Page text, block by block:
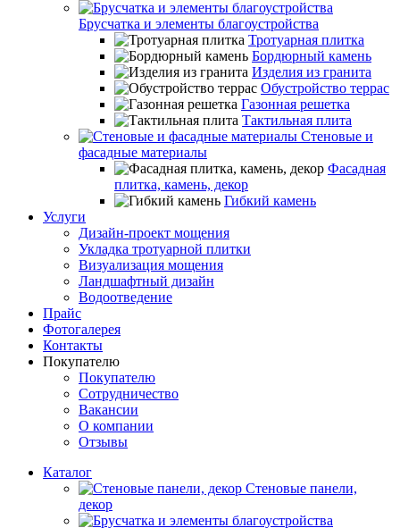
Брусчатка и элементы благоустройства
Тротуарная плитка
Бордюрный камень
Изделия из гранита
Обустройство террас
Газонная решетка
Тактильная плита
Стеновые и
фасадные материалы
Фасадная
плитка, камень, декор
Гибкий камень
Услуги
Дизайн-проект мощения
Укладка тротуарной плитки
Визуализация мощения
Ландшафтный дизайн
Водоотведение
Прайс
Фотогалерея
Контакты
Покупателю
Покупателю
Сотрудничество
Вакансии
О компании
Отзывы
Каталог
Стеновые панели,
декор